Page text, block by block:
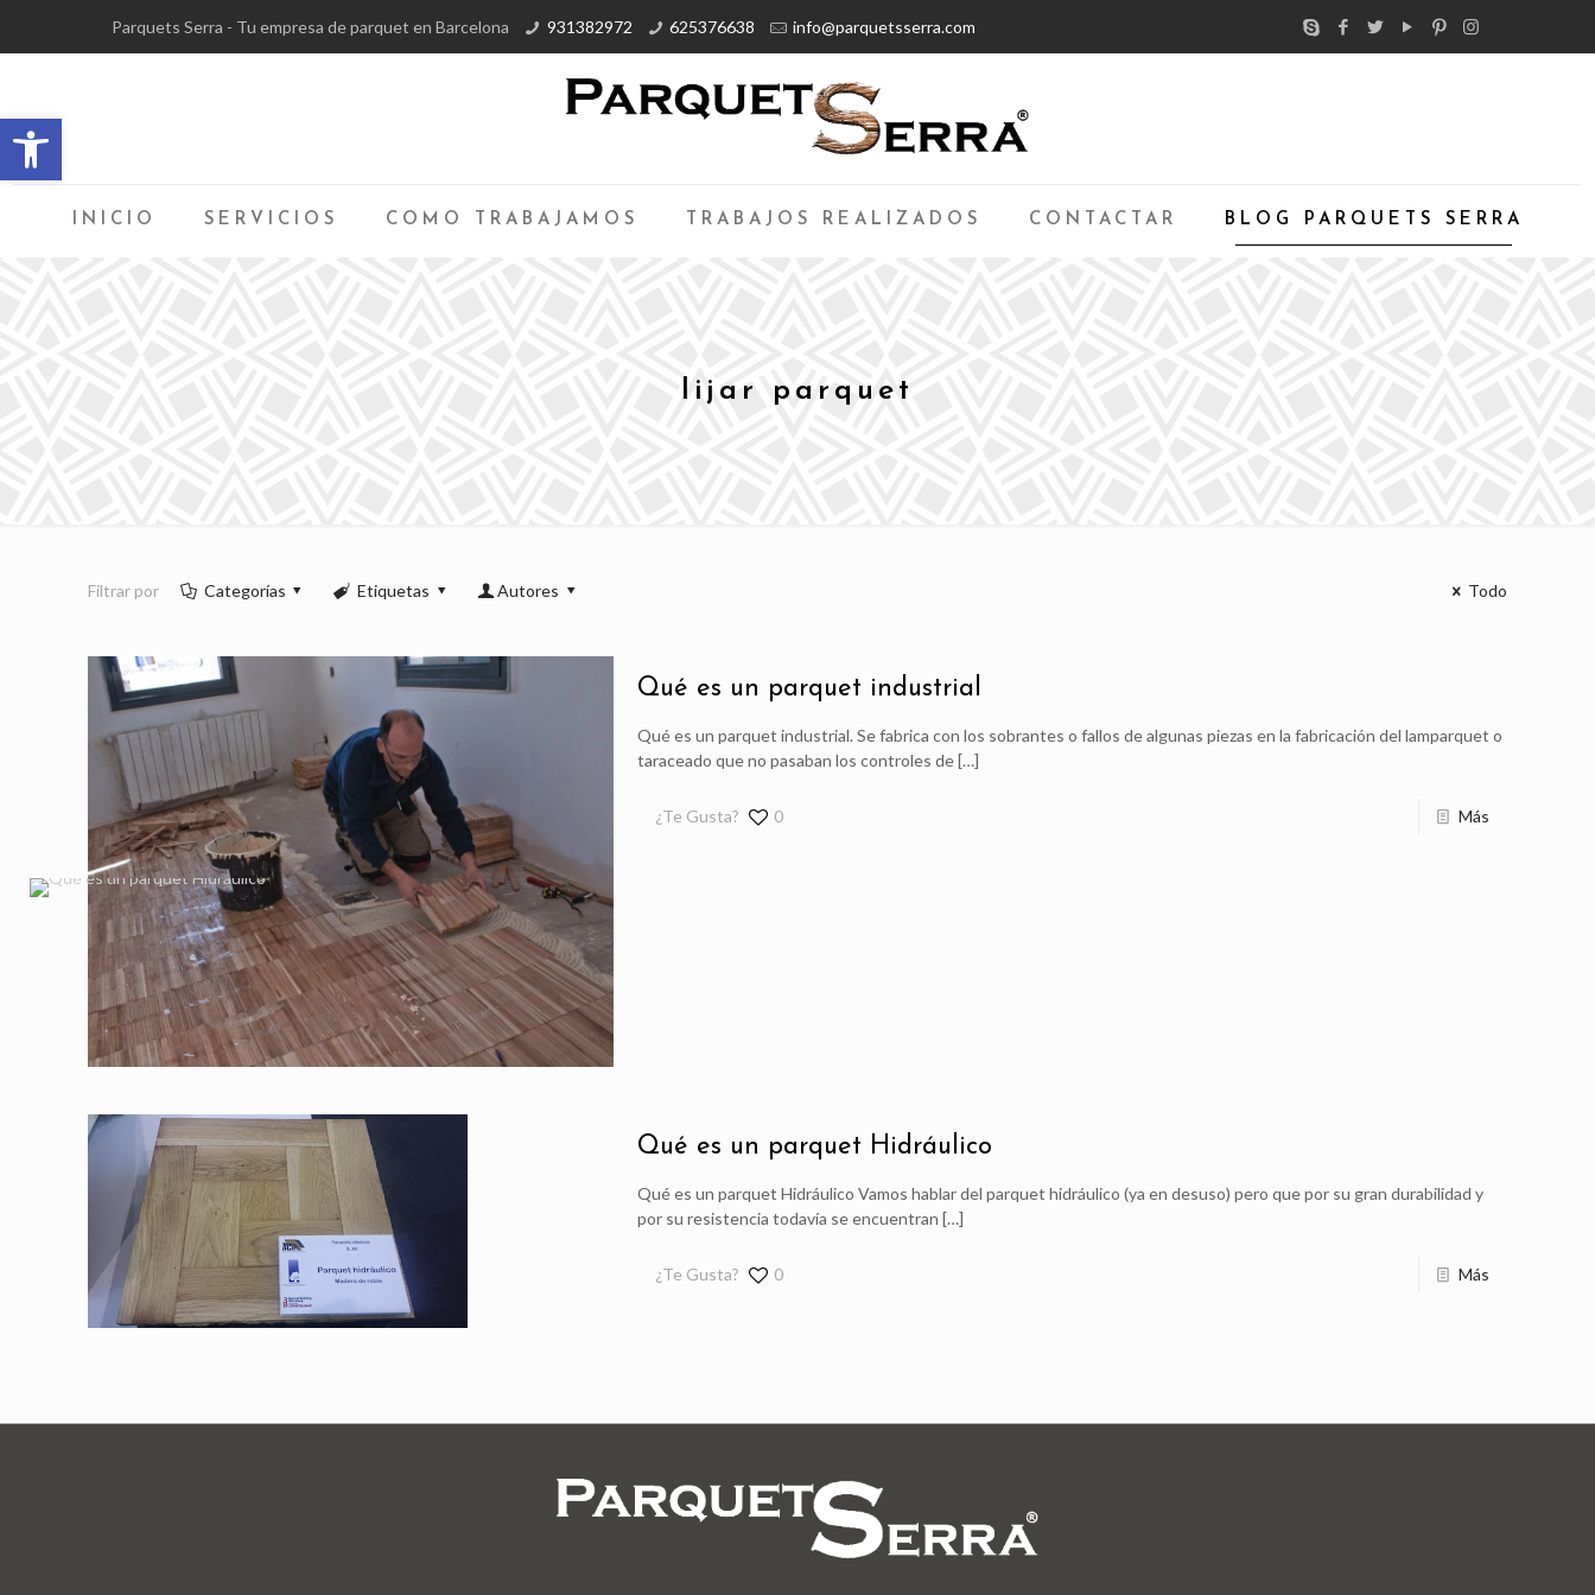
Abrir barra de herramientas
Parquets Serra - Tu empresa de parquet en Barcelona 931382972 625376638 info@parquetsserra.com
INICIO SERVICIOS COMO TRABAJAMOS TRABAJOS REALIZADOS CONTACTAR BLOG PARQUETS SERRA
lijar parquet
Filtrar por Categorías Etiquetas Autores Todo
Qué es un parquet industrial
Qué es un parquet industrial. Se fabrica con los sobrantes o fallos de algunas piezas en la fabricación del lamparquet o
taraceado que no pasaban los controles de[…]
¿Te Gusta? 0 Más
Qué es un parquet Hidráulico
Qué es un parquet Hidráulico Vamos hablar del parquet hidráulico (ya en desuso) pero que por su gran durabilidad y
por su resistencia todavía se encuentran […]
¿Te Gusta? 0 Más